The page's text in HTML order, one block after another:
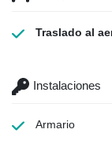
Traslado al
Instalaciones
Armario